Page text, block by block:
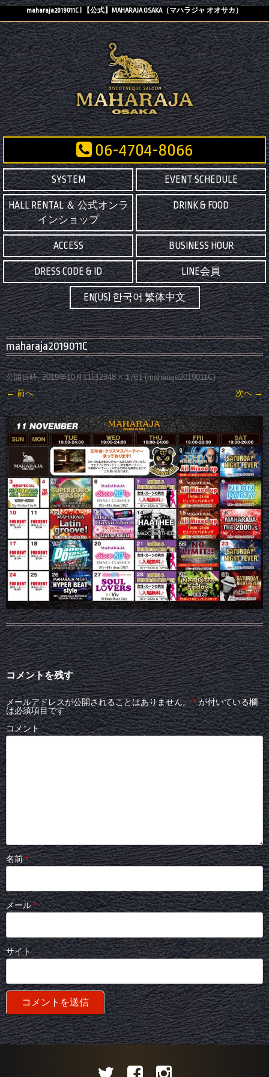
maharaja2019011C | 【公式】MAHARAJA OSAKA（マハラジャ オオサカ）
06-4704-8066
SYSTEM EVENT SCHEDULE
HALL RENTAL ＆ 公式オンラ
インショップ
DRINK & FOOD
ACCESS BUSINESS HOUR
DRESS CODE & ID LINE会員
EN(US) 한국어 繁体中文
maharaja2019011C
公開日時: 2019年10月11日2348 × 1761(maharaja2019011C)
← 前へ 次へ →
コメントを残す
メールアドレスが公開されることはありません。 *が付いている欄
は必須項目です
コメント
名前*
メール*
サイト